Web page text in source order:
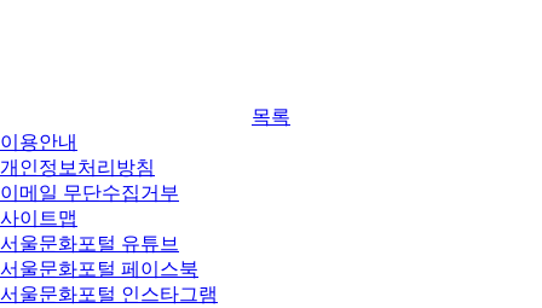
목록
이용안내
개인정보처리방침
이메일 무단수집거부
사이트맵
서울문화포털 유튜브
서울문화포털 페이스북
서울문화포털 인스타그램